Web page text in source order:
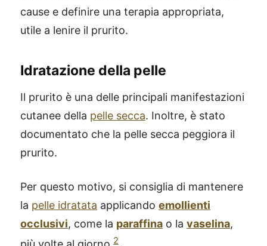
cause e definire una terapia appropriata,
utile a lenire il prurito.
Idratazione della pelle
Il prurito è una delle principali manifestazioni
cutanee della pelle secca. Inoltre, è stato
documentato che la pelle secca peggiora il
prurito.
Per questo motivo, si consiglia di mantenere
la pelle idratata applicando emollienti
occlusivi, come la paraffina o la vaselina,
2